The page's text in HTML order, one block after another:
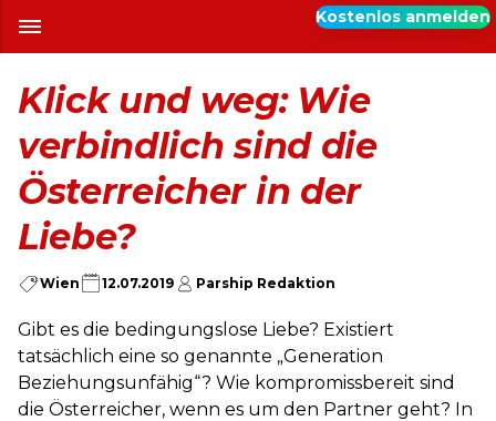
Kostenlos anmelden
Klick und weg: Wie
verbindlich sind die
Österreicher in der
Liebe?
Wien 12.07.2019 Parship Redaktion
Gibt es die bedingungslose Liebe? Existiert
tatsächlich eine so genannte „Generation
Beziehungsunfähig“? Wie kompromissbereit sind
die Österreicher, wenn es um den Partner geht? In